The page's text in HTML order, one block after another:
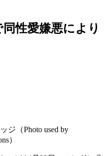
性愛嫌悪により
ジ（Photo used by
）